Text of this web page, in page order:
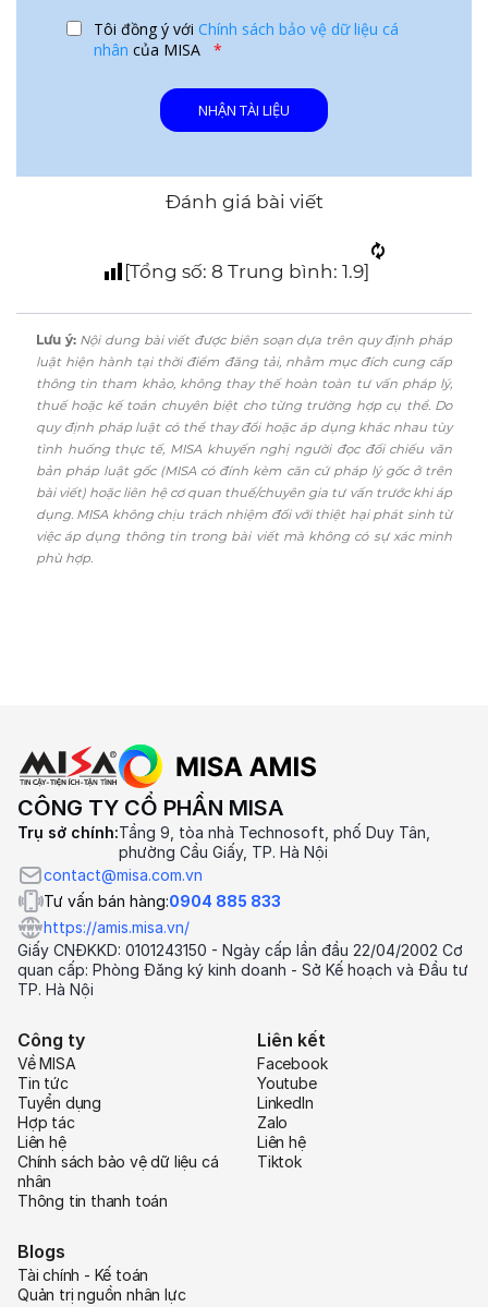
Tôi đồng ý với Chính sách bảo vệ dữ liệu cá
nhân của MISA *
Đánh giá bài viết
[Tổng số: 8 Trung bình: 1.9]
Lưu ý:Nội dung bài viết được biên soạn dựa trên quy định pháp
luật hiện hành tại thời điểm đăng tải, nhằm mục đích cung cấp
thông tin tham khảo, không thay thế hoàn toàn tư vấn pháp lý,
thuế hoặc kế toán chuyên biệt cho từng trường hợp cụ thể. Do
quy định pháp luật có thể thay đổi hoặc áp dụng khác nhau tùy
tình huống thực tế, MISA khuyến nghị người đọc đối chiếu văn
bản pháp luật gốc (MISA có đính kèm căn cứ pháp lý gốc ở trên
bài viết) hoặc liên hệ cơ quan thuế/chuyên gia tư vấn trước khi áp
dụng. MISA không chịu trách nhiệm đối với thiệt hại phát sinh từ
việc áp dụng thông tin trong bài viết mà không có sự xác minh
phù hợp.
CÔNG TY CỔ PHẦN MISA
Trụ sở chính:Tầng 9, tòa nhà Technosoft, phố Duy Tân,
phường Cầu Giấy, TP. Hà Nội
contact@misa.com.vn
Tư vấn bán hàng:0904 885 833
https://amis.misa.vn/
Giấy CNĐKKD: 0101243150 - Ngày cấp lần đầu 22/04/2002 Cơ
quan cấp: Phòng Đăng ký kinh doanh - Sở Kế hoạch và Đầu tư
TP. Hà Nội
Công ty
Về MISA
Tin tức
Tuyển dụng
Hợp tác
Liên hệ
Chính sách bảo vệ dữ liệu cá
nhân
Thông tin thanh toán
Liên kết
Facebook
Youtube
LinkedIn
Zalo
Liên hệ
Tiktok
Blogs
Tài chính - Kế toán
Quản trị nguồn nhân lực